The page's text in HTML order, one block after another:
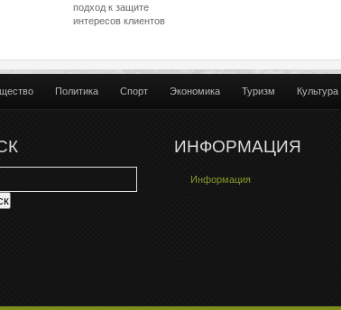
подход к защите
интересов клиентов
Политика Спорт Экономика Туризм Культура
ИНФОРМАЦИЯ
Информация